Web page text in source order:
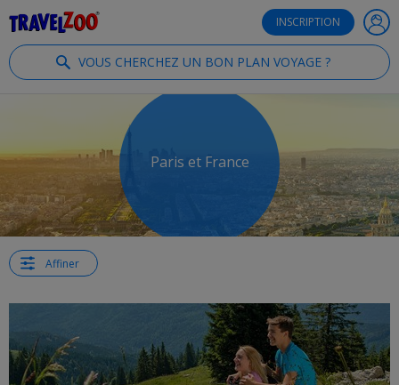
INSCRIPTION
VOUS CHERCHEZ UN BON PLAN VOYAGE ?
Paris et France
Affiner